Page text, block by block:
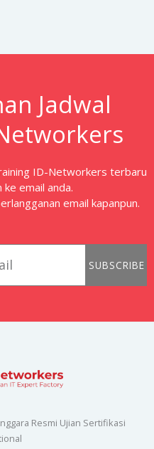
Jadwal
ID-Networkers terbaru
ke email anda.
email kapanpun.
SUBSCRIBE
Resmi Ujian Sertifikasi